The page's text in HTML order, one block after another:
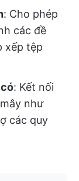
: Cho phép
các đề
xếp tệp
: Kết nối
như
các quy